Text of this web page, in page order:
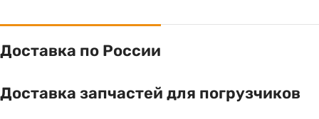
Доставка по России
Доставка запчастей для погрузчиков